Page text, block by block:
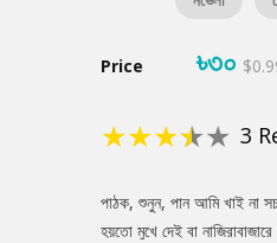
Price ৳৩০
★★★★★ 3
Product
Summery
পাঠক, শুনুন, পান আমি খাই না
হয়তো মুখে দেই বা